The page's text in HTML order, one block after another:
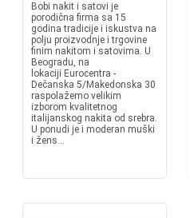
Bobi nakit i satovi je
porodična firma sa 15
godina tradicije i iskustva na
polju proizvodnje i trgovine
finim nakitom i satovima. U
Beogradu, na
lokaciji Eurocentra -
Dečanska 5/Makedonska 30
raspolažemo velikim
izborom kvalitetnog
italijanskog nakita od srebra.
U ponudi je i moderan muški
i žens...